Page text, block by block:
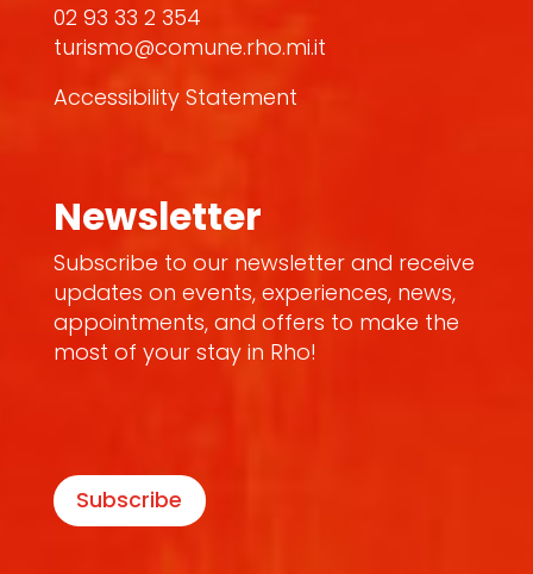
02 93 33 2 354
turismo@comune.rho.mi.it
Accessibility Statement
Newsletter
Subscribe to our newsletter and receive
updates on events, experiences, news,
appointments, and offers to make the
most of your stay in Rho!
Subscribe